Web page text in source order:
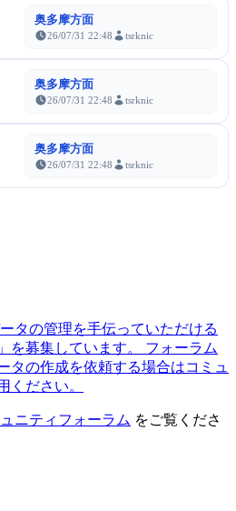
奥多摩方面
26/07/31 22:48 tsrknic
奥多摩方面
26/07/31 22:48 tsrknic
奥多摩方面
26/07/31 22:48 tsrknic
タの管理を手伝っていただける
を募集しています。
フォーラム
タの作成を依頼する場合はコミュ
ください。
ニティフォーラム をご覧くださ